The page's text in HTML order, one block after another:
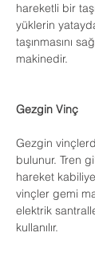
hareketli bir
yüklerin
taşınmasını
makinedir.
Gezgin Vinç
Gezgin
bulunur. Tren
hareket
vinçler gemi
elektrik
kullanılır.